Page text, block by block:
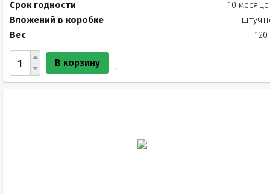
Срок годности
10
Вложений в коробке
Вес
120
В корзину